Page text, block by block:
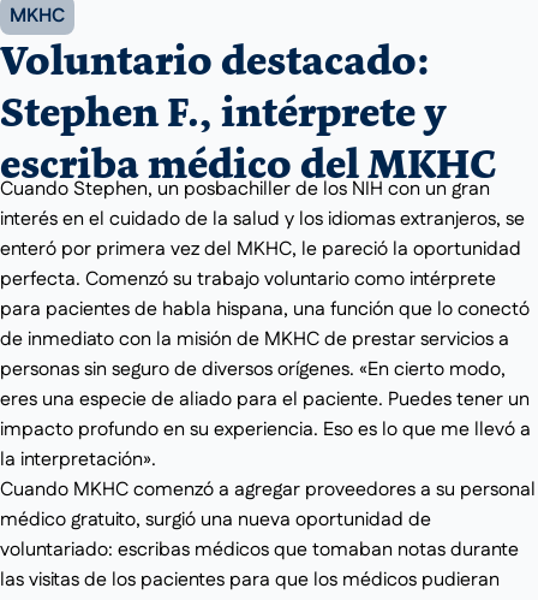
MKHC
Voluntario destacado:
Stephen F., intérprete y
escriba médico del MKHC
Cuando Stephen, un posbachiller de los NIH con un gran
interés en el cuidado de la salud y los idiomas extranjeros, se
enteró por primera vez del MKHC, le pareció la oportunidad
perfecta. Comenzó su trabajo voluntario como intérprete
para pacientes de habla hispana, una función que lo conectó
de inmediato con la misión de MKHC de prestar servicios a
personas sin seguro de diversos orígenes. «En cierto modo,
eres una especie de aliado para el paciente. Puedes tener un
impacto profundo en su experiencia. Eso es lo que me llevó a
la interpretación».
Cuando MKHC comenzó a agregar proveedores a su personal
médico gratuito, surgió una nueva oportunidad de
voluntariado: escribas médicos que tomaban notas durante
las visitas de los pacientes para que los médicos pudieran